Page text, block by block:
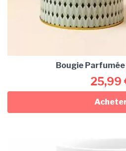
Bougie
25,99